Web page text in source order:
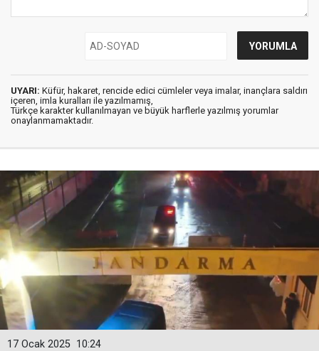
UYARI: Küfür, hakaret, rencide edici cümleler veya imalar, inançlara saldırı
içeren, imla kuralları ile yazılmamış,
Türkçe karakter kullanılmayan ve büyük harflerle yazılmış yorumlar
onaylanmamaktadır.
10:24
17 Ocak 2025